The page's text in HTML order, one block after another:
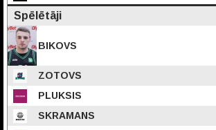
Spēlētāji
BIKOVS
ZOTOVS
PLUKSIS
SKRAMANS